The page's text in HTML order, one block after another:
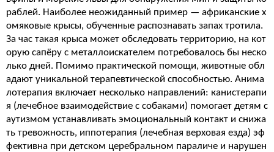
раблей. Наиболее неожиданный пример — африканские х
омяковые крысы, обученные распознавать запах тротила.
За час такая крыса может обследовать территорию, на кот
орую сапёру с металлоискателем потребовалось бы неско
лько дней. Помимо практической помощи, животные обл
адают уникальной терапевтической способностью. Анима
лотерапия включает несколько направлений: канистерапи
я (лечебное взаимодействие с собаками) помогает детям с
аутизмом устанавливать эмоциональный контакт и снижа
ть тревожность, иппотерапия (лечебная верховая езда) эф
фективна при детском церебральном параличе и нарушен